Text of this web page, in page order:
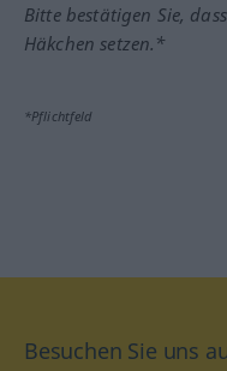
Bitte bestätigen Sie,
Häkchen setzen.*
*Pflichtfeld
Besuchen Sie uns